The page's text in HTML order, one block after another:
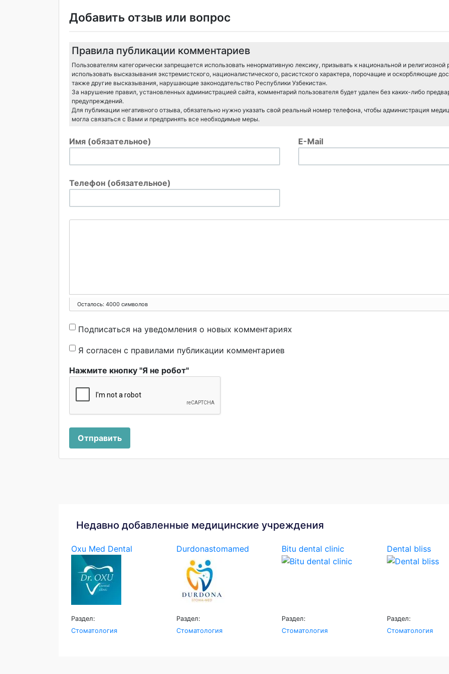
Добавить отзыв или вопрос
Правила публикации комментариев
Пользователям категорически запрещается использовать ненормативную лексику, призывать к национальной и религиозной
использовать высказывания экстремистского, националистического, расистского характера, порочащие и оскорбляющие
также другие высказывания, нарушающие законодательство Республики Узбекистан.
За нарушение правил, установленных администрацией сайта, комментарий пользователя будет удален без каких-либо
предупреждений.
Для публикации негативного отзыва, обязательно нужно указать свой реальный номер телефона, чтобы администрация
могла связаться с Вами и предпринять все необходимые меры.
Имя (обязательное) E-Mail
Телефон (обязательное)
Осталось: 4000 символов
Подписаться на уведомления о новых комментариях
Я согласен с правилами публикации комментариев
Нажмите кнопку "Я не робот"
Отправить
Недавно добавленные медицинские учреждения
Oxu Med Dental
Раздел:
Стоматология
Durdonastomamed
Раздел:
Стоматология
Bitu dental clinic
Раздел:
Стоматология
Dental bliss
Раздел:
Стоматология